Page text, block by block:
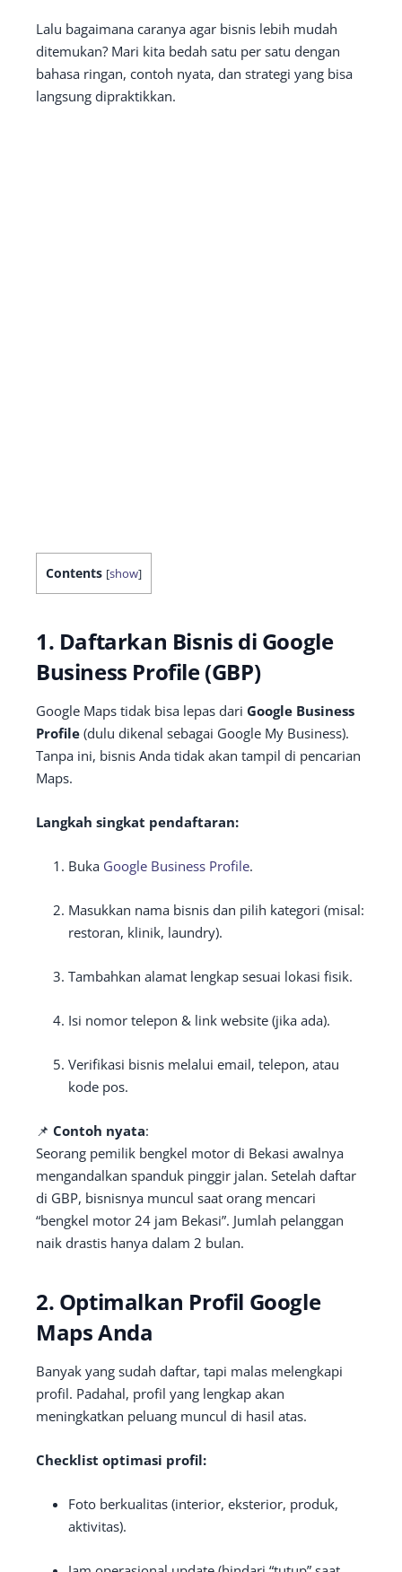
Lalu bagaimana caranya agar bisnis lebih mudah
ditemukan? Mari kita bedah satu per satu dengan
bahasa ringan, contoh nyata, dan strategi yang bisa
langsung dipraktikkan.
Contents [show]
1. Daftarkan Bisnis di Google
Business Profile (GBP)
Google Maps tidak bisa lepas dari Google Business
Profile (dulu dikenal sebagai Google My Business).
Tanpa ini, bisnis Anda tidak akan tampil di pencarian
Maps.
Langkah singkat pendaftaran:
Buka Google Business Profile.
Masukkan nama bisnis dan pilih kategori (misal:
restoran, klinik, laundry).
Tambahkan alamat lengkap sesuai lokasi fisik.
Isi nomor telepon & link website (jika ada).
Verifikasi bisnis melalui email, telepon, atau
kode pos.
📌 Contoh nyata:
Seorang pemilik bengkel motor di Bekasi awalnya
mengandalkan spanduk pinggir jalan. Setelah daftar
di GBP, bisnisnya muncul saat orang mencari
“bengkel motor 24 jam Bekasi”. Jumlah pelanggan
naik drastis hanya dalam 2 bulan.
2. Optimalkan Profil Google
Maps Anda
Banyak yang sudah daftar, tapi malas melengkapi
profil. Padahal, profil yang lengkap akan
meningkatkan peluang muncul di hasil atas.
Checklist optimasi profil:
Foto berkualitas (interior, eksterior, produk,
aktivitas).